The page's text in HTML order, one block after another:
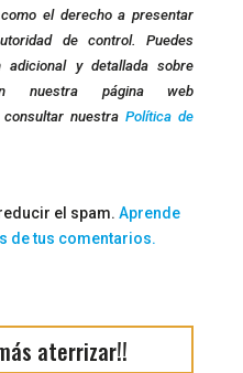
el derecho a presentar
de control. Puedes
y detallada sobre
nuestra página web
consultar nuestraPolítica de
el spam. Aprende
de tus comentarios.
aterrizar!!